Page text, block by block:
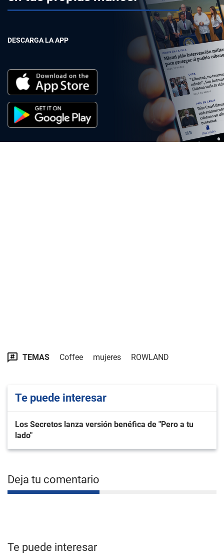
DESCARGA LA APP
TEMAS Coffee mujeres ROWLAND
Te puede interesar
Los Secretos lanza versión benéfica de "Pero a tu
lado"
Deja tu comentario
Te puede interesar